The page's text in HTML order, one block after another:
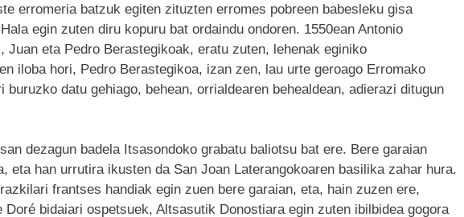
erromeria batzuk egiten zituzten erromes pobreen babesleku gisa
egin zuten diru kopuru bat ordaindu ondoren. 1550ean Antonio
Juan eta Pedro Berastegikoak, eratu zuten, lehenak eginiko
iloba hori, Pedro Berastegikoa, izan zen, lau urte geroago Erromako
buruzko datu gehiago, behean, orrialdearen behealdean, adierazi ditugun
dezagun badela Itsasondoko grabatu baliotsu bat ere. Bere garaian
eta han urrutira ikusten da San Joan Laterangokoaren basilika zahar hura.
frantses handiak egin zuen bere garaian, eta, hain zuzen ere,
bidaiari ospetsuek, Altsasutik Donostiara egin zuten ibilbidea gogora